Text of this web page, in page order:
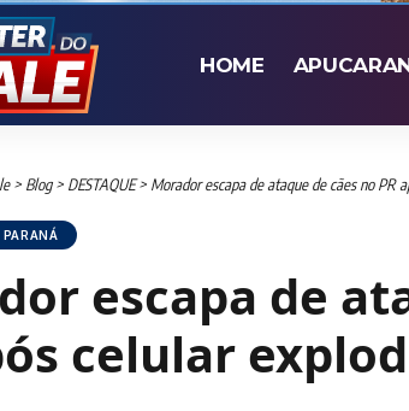
HOME
> Blog> DESTAQUE> Morador escapa de ataque de cães no PR
PARANÁ
escapa de
celular